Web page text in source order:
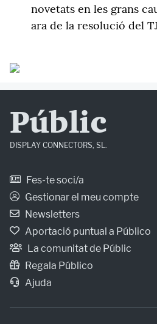
novetats en les grans
ara de la resolució del
Públic
DISPLAY CONNECTORS, SL.
Fes-te soci/a
Gestionar el meu compte
Newsletters
Aportació puntual a Público
La comunitat de Públic
Regala Público
Ajuda